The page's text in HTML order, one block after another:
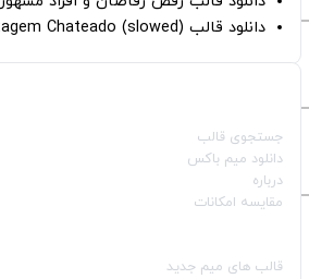
دانلود قالب Montagem Chateado (slowed)
جستجوی قالب
دانلود میم باکس
درباره
مقایسه امکانات
قالب‌ های میم جدید